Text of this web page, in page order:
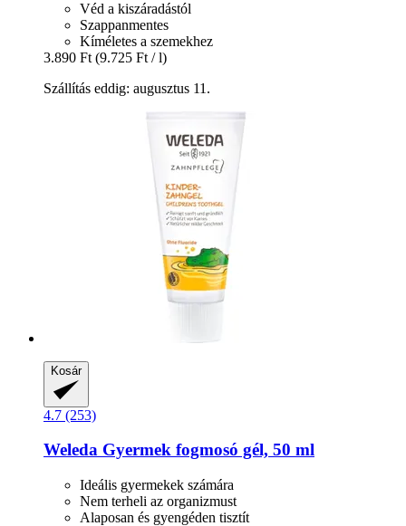
Véd a kiszáradástól
Szappanmentes
Kíméletes a szemekhez
3.890 Ft (9.725 Ft / l)
Szállítás eddig: augusztus 11.
Kosár
4.7 (253)
Weleda Gyermek fogmosó gél, 50 ml
Ideális gyermekek számára
Nem terheli az organizmust
Alaposan és gyengéden tisztít